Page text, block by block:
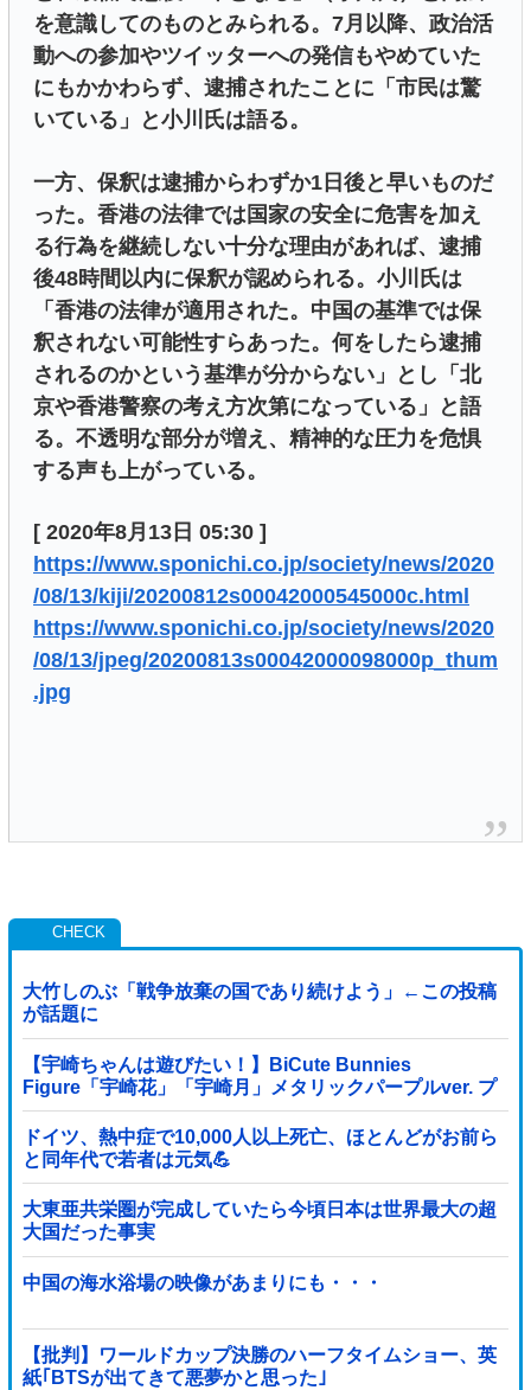
を意識してのものとみられる。7月以降、政治活
動への参加やツイッターへの発信もやめていた
にもかかわらず、逮捕されたことに「市民は驚
いている」と小川氏は語る。
一方、保釈は逮捕からわずか1日後と早いものだ
った。香港の法律では国家の安全に危害を加え
る行為を継続しない十分な理由があれば、逮捕
後48時間以内に保釈が認められる。小川氏は
「香港の法律が適用された。中国の基準では保
釈されない可能性すらあった。何をしたら逮捕
されるのかという基準が分からない」とし「北
京や香港警察の考え方次第になっている」と語
る。不透明な部分が増え、精神的な圧力を危惧
する声も上がっている。
[ 2020年8月13日 05:30 ]
https://www.sponichi.co.jp/society/news/2020
/08/13/kiji/20200812s00042000545000c.html
https://www.sponichi.co.jp/society/news/2020
/08/13/jpeg/20200813s00042000098000p_thum
.jpg
大竹しのぶ「戦争放棄の国であり続けよう」←この投稿
が話題に
【宇崎ちゃんは遊びたい！】BiCute Bunnies
Figure「宇崎花」「宇崎月」メタリックパープルver. プ
ライズフィギュア【ラウンドワン限定で展開決定】
ドイツ、熱中症で10,000人以上死亡、ほとんどがお前ら
と同年代で若者は元気💪
大東亜共栄圏が完成していたら今頃日本は世界最大の超
大国だった事実
中国の海水浴場の映像があまりにも・・・
【批判】ワールドカップ決勝のハーフタイムショー、英
紙｢BTSが出てきて悪夢かと思った｣